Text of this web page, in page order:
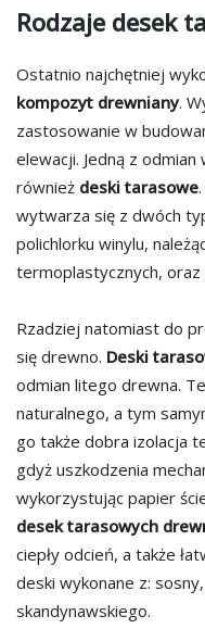
Rodzaje desek
Ostatnio najchętniej
kompozyt drewniany.
zastosowanie w
elewacji. Jedną z
również deski tarasowe.
wytwarza się z dwóch
polichlorku winylu,
termoplastycznych, oraz
Rzadziej natomiast do
się drewno. Deski
odmian litego drewna.
naturalnego, a tym
go także dobra izolacja
gdyż uszkodzenia
wykorzystując papier
desek tarasowych
ciepły odcień, a także
deski wykonane z:
skandynawskiego.